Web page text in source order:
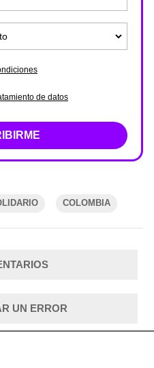
de datos
COLOMBIA
UN ERROR